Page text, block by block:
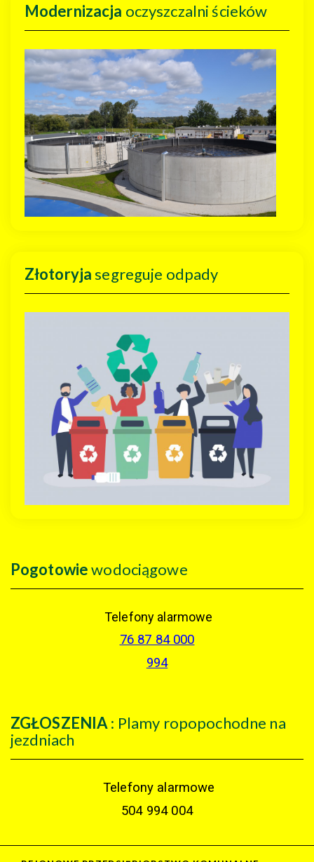
Modernizacja oczyszczalni ścieków
Złotoryjasegreguje odpady
Pogotowiewodociągowe
Telefony alarmowe
76 87 84 000
994
ZGŁOSZENIA : Plamy ropopochodne na
jezdniach
Telefony alarmowe
504 994 004